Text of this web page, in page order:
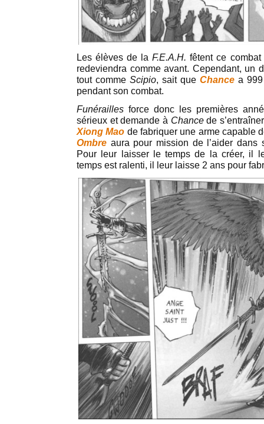
Les élèves de laF.E.A.H. fêtent ce
redeviendra comme avant. Cependant, un
tout comme Scipio, sait que Chance a
pendant son combat.
Funérailles force donc les premières
sérieux et demande à Chancede
Xiong Mao de fabriquer une arme capable
Ombre aura pour mission de l’aider dans
Pour leur laisser le temps de la créer, il
temps est ralenti, il leur laisse 2 ans pour